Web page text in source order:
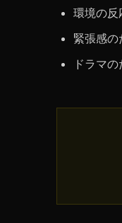
環境の反
緊張感の
ドラマ